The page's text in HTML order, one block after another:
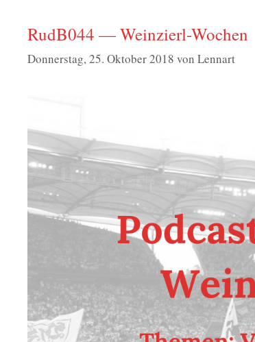
RudB044 — Weinzierl-Wochen
Donnerstag, 25. Oktober 2018 von Lennart